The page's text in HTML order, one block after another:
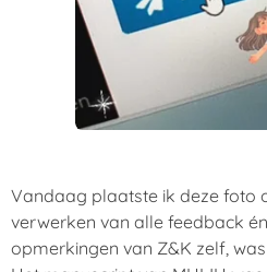
Vandaag plaatste ik deze foto
verwerken van alle feedback
opmerkingen van Z&K zelf,